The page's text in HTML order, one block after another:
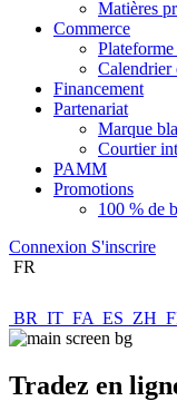
Matières
Commerce
Plateforme
Calendrier
Financement
Partenariat
Marque
Courtier
PAMM
Promotions
100 % de
Connexion S'inscrire
FR
BR IT FA ES ZH
Tradez en